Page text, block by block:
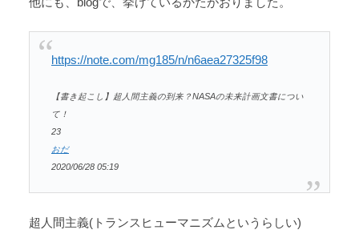
https://note.com/mg185/n/n6aea27325f98
【書き起こし】超人間主義の到来？NASAの未来計画文書につい
て！
23
おだ
2020/06/28 05:19
超人間主義(トランスヒューマニズムというらしい)